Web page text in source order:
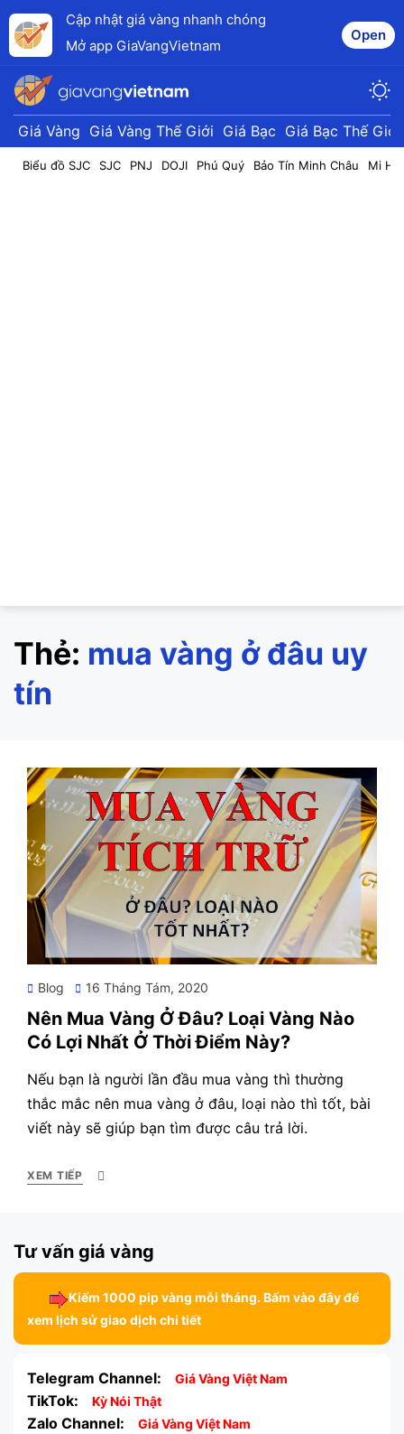
Cập nhật giá vàng nhanh chóng
Mở app GiaVangVietnam
Open
Giá Vàng Giá Vàng Thế Giới Giá Bạc Giá Bạc Thế Giới
Biểu đồ SJC SJC PNJ DOJI Phú Quý Bảo Tín Minh Châu Mi
Thẻ: mua vàng ở đâu uy
tín
Blog
Posted
16 Tháng Tám, 2020
Nên Mua Vàng Ở Đâu? Loại Vàng Nào
Có Lợi Nhất Ở Thời Điểm Này?
Nếu bạn là người lần đầu mua vàng thì thường
thắc mắc nên mua vàng ở đâu, loại nào thì tốt, bài
viết này sẽ giúp bạn tìm được câu trả lời.
XEM TIẾP
Tư vấn giá vàng
Kiếm 1000 pip vàng mỗi tháng. Bấm vào đây để
xem lịch sử giao dịch chi tiết
Telegram Channel: Giá Vàng Việt Nam
TikTok: Kỳ Nói Thật
Zalo Channel: Giá Vàng Việt Nam